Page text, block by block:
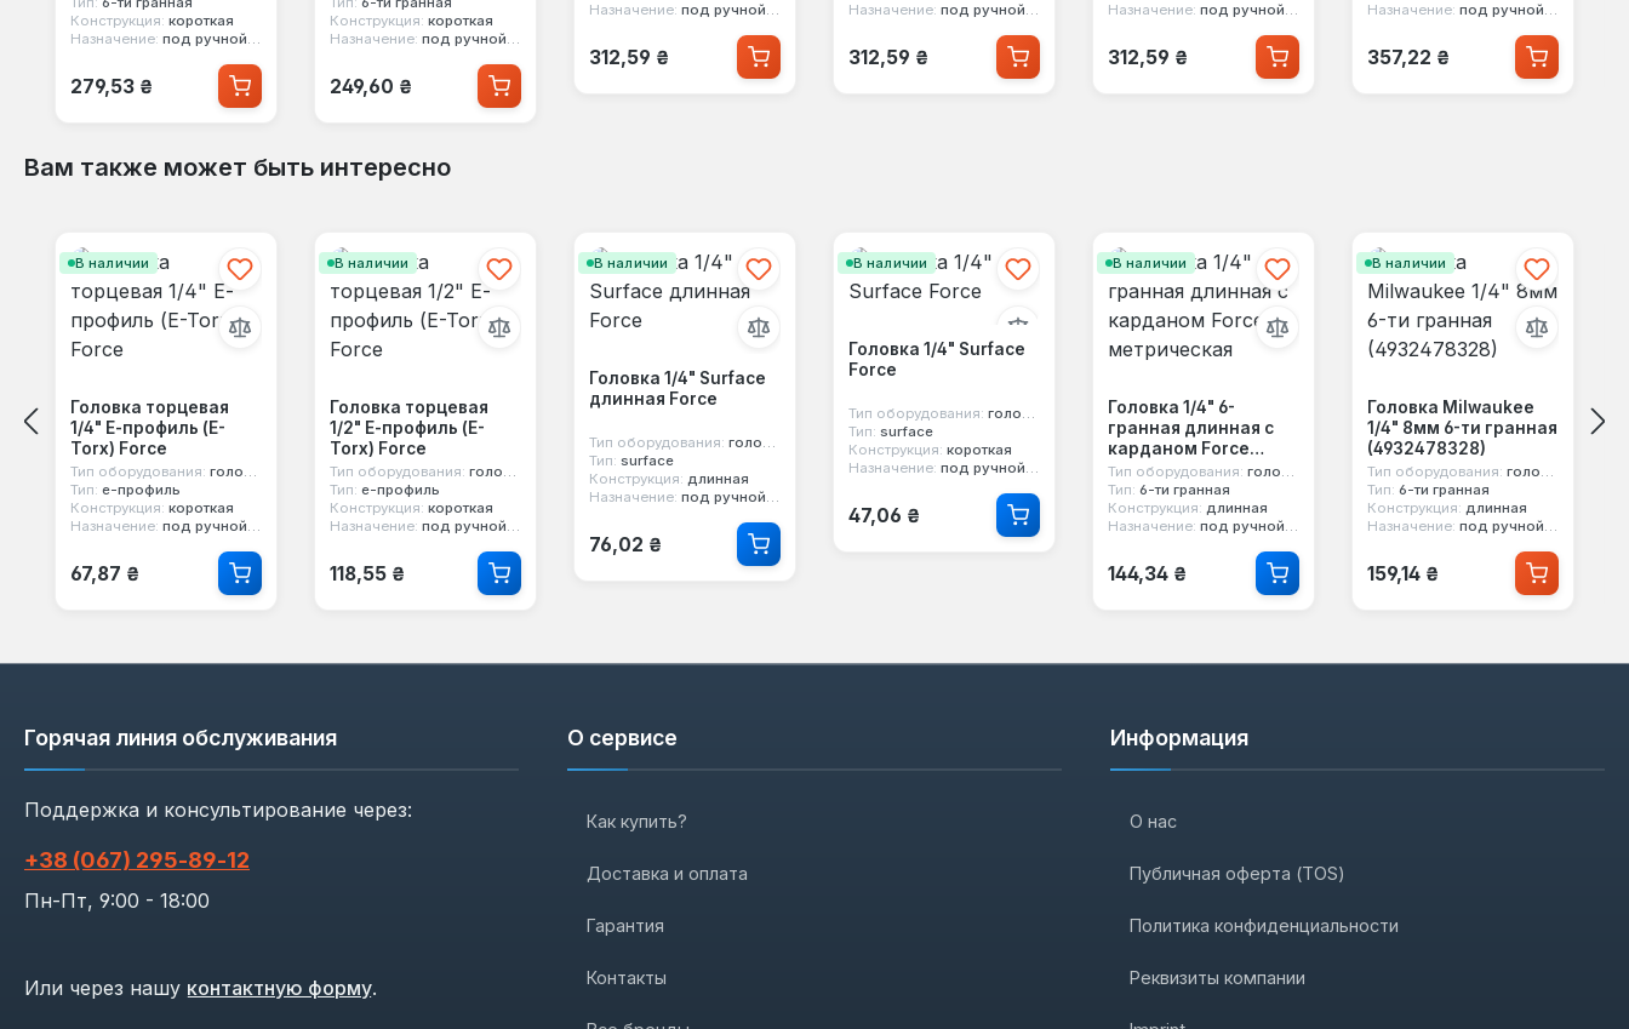
Конструкция: короткая
Назначение: под ручной инструмент
Обычная цена:
279,53 ₴
Конструкция: короткая
Назначение: под ручной инструмент
Обычная цена:
249,60 ₴
Назначение: под ручной инструмент
Обычная цена:
312,59 ₴
Назначение: под ручной инструмент
Обычная цена:
312,59 ₴
Назначение: под ручной инструмент
Обычная цена:
312,59 ₴
Назначение: под ручной инструмент
Обычная цена:
357,22 ₴
Вам также может быть интересно
В наличии
Головка торцевая
1/4" Е-профиль (E-
Torx) Force
Тип оборудования: головка стандартная
Тип: е-профиль
Конструкция: короткая
Назначение: под ручной инструмент
Обычная цена:
67,87 ₴
В наличии
Головка торцевая
1/2" Е-профиль (E-
Torx) Force
Тип оборудования: головка стандартная
Тип: е-профиль
Конструкция: короткая
Назначение: под ручной инструмент
Обычная цена:
118,55 ₴
В наличии
Головка 1/4" Surface
длинная Force
Тип оборудования: головка стандартная
Тип: surface
Конструкция: длинная
Назначение: под ручной инструмент
Обычная цена:
76,02 ₴
В наличии
Головка 1/4" Surface
Force
Тип оборудования: головка стандартная
Тип: surface
Конструкция: короткая
Назначение: под ручной инструмент
Обычная цена:
47,06 ₴
В наличии
Головка 1/4" 6-
гранная длинная с
карданом Force
метрическая
Тип оборудования: головка стандартная
Тип: 6-ти гранная
Конструкция: длинная
Назначение: под ручной инструмент, с карданом
Обычная цена:
144,34 ₴
В наличии
Головка Milwaukee
1/4" 8мм 6-ти гранная
(4932478328)
Тип оборудования: головка стандартная
Тип: 6-ти гранная
Конструкция: длинная
Назначение: под ручной инструмент
Обычная цена:
159,14 ₴
Горячая линия обслуживания
Поддержка и консультирование через:
+38 (067) 295‑89‑12
Пн-Пт, 9:00 - 18:00
Или через нашу контактную форму.
О сервисе
Как купить?
Доставка и оплата
Гарантия
Контакты
Информация
О нас
Публичная оферта (TOS)
Политика конфиденциальности
Реквизиты компании